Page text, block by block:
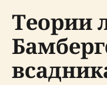
Теории